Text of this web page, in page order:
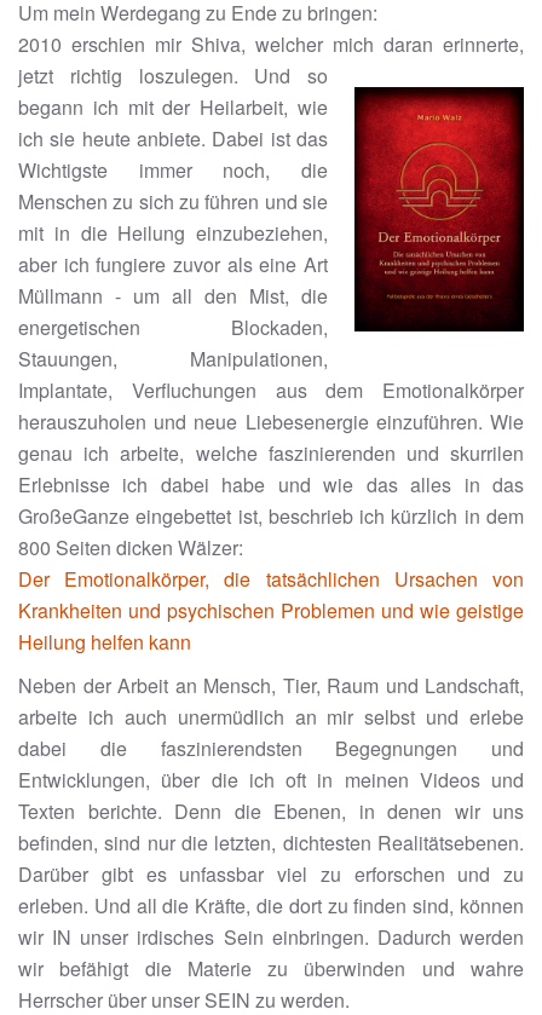
Um mein Werdegang zu Ende zu bringen:
2010 erschien mir Shiva, welcher mich daran erinnerte,
jetzt richtig loszulegen. Und so
begann ich mit der Heilarbeit, wie
ich sie heute anbiete. Dabei ist das
Wichtigste immer noch, die
Menschen zu sich zu führen und sie
mit in die Heilung einzubeziehen,
aber ich fungiere zuvor als eine Art
Müllmann - um all den Mist, die
energetischen Blockaden,
Stauungen, Manipulationen,
Implantate, Verfluchungen aus dem Emotionalkörper
herauszuholen und neue Liebesenergie einzuführen. Wie
genau ich arbeite, welche faszinierenden und skurrilen
Erlebnisse ich dabei habe und wie das alles in das
GroßeGanze eingebettet ist, beschrieb ich kürzlich in dem
800 Seiten dicken Wälzer:
Der Emotionalkörper, die tatsächlichen Ursachen von
Krankheiten und psychischen Problemen und wie geistige
Heilung helfen kann
Neben der Arbeit an Mensch, Tier, Raum und Landschaft,
arbeite ich auch unermüdlich an mir selbst und erlebe
dabei die faszinierendsten Begegnungen und
Entwicklungen, über die ich oft in meinen Videos und
Texten berichte. Denn die Ebenen, in denen wir uns
befinden, sind nur die letzten, dichtesten Realitätsebenen.
Darüber gibt es unfassbar viel zu erforschen und zu
erleben. Und all die Kräfte, die dort zu finden sind, können
wir IN unser irdisches Sein einbringen. Dadurch werden
wir befähigt die Materie zu überwinden und wahre
Herrscher über unser SEIN zu werden.